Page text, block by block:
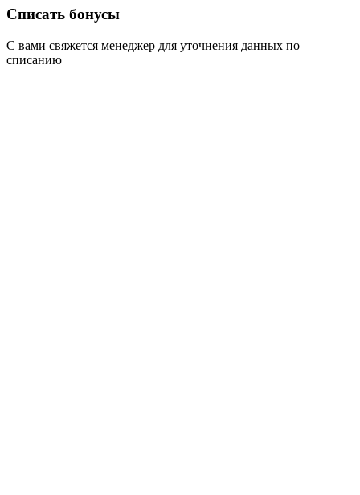
Списать бонусы
С вами свяжется менеджер для уточнения данных по
списанию